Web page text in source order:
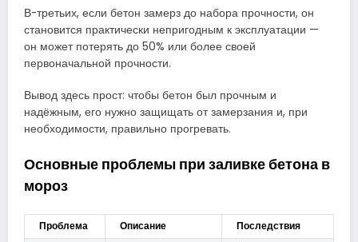
В-третьих, если бетон замерз до набора прочности, он
становится практически непригодным к эксплуатации —
он может потерять до 50% или более своей
первоначальной прочности.
Вывод здесь прост: чтобы бетон был прочным и
надёжным, его нужно защищать от замерзания и, при
необходимости, правильно прогревать.
Основные проблемы при заливке бетона в
мороз
Проблема Описание Последствия